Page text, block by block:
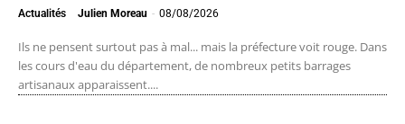
Actualités Julien Moreau - 08/08/2026
Ils ne pensent surtout pas à mal... mais la préfecture voit rouge. Dans
les cours d'eau du département, de nombreux petits barrages
artisanaux apparaissent....